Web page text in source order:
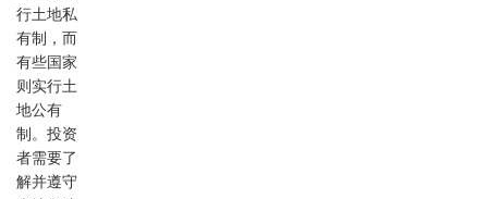
行土地私
有制，而
有些国家
则实行土
地公有
制。投资
者需要了
解并遵守